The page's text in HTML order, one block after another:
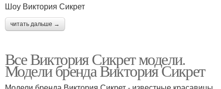
Шоу Виктория Сикрет
читать дальше →
Все Виктория Сикрет модели.
Модели бренда Виктория Сикрет